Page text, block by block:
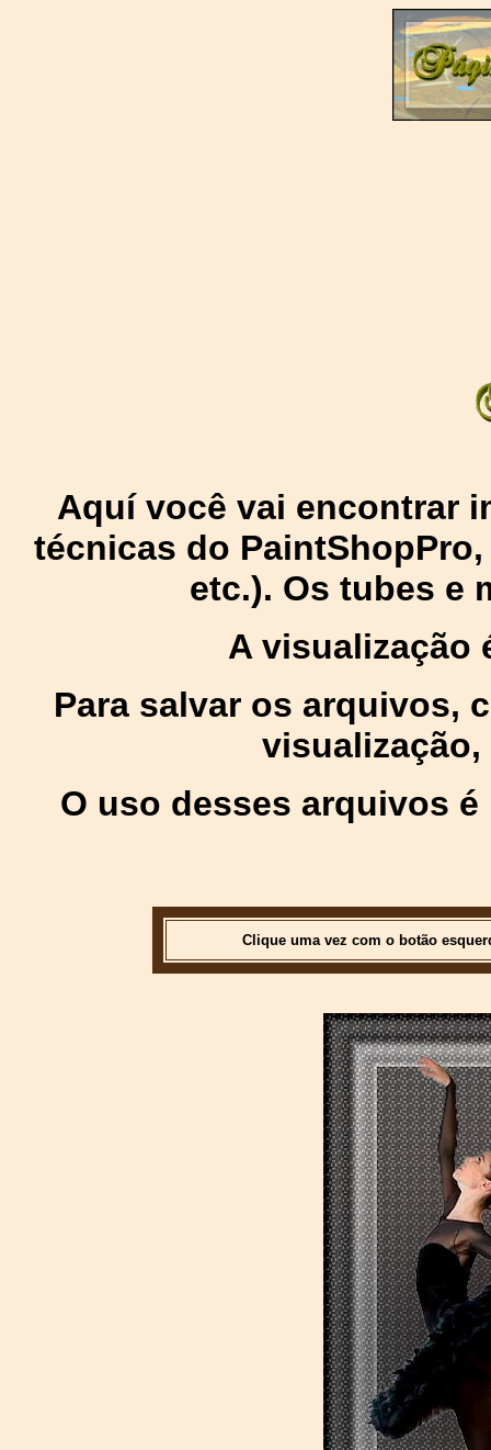
Aquí você vai encontrar
técnicas do
etc.). Os tubes e
A visualização
Para salvar os arquivos,
O uso desses arquivos
Clique uma vez com o botão